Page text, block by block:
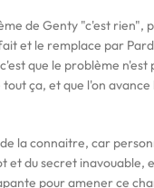
de Genty "c'est rien",
et le remplace par
que le problème
ça, et que l'on avance
la connaitre, car
et du secret inavouable,
pour amener ce